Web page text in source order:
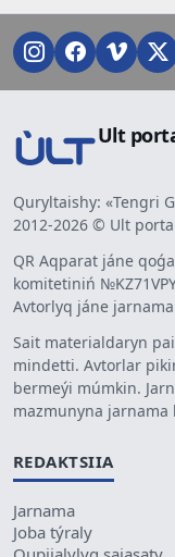
Ult
Quryltaishy: «Tengri
2012-2026 © Ult
QR Aqparat jáne
komitetiniń
Avtorlyq jáne
Sait materialdaryn
mindetti. Avtorlar
bermeýi múmkin.
mazmunyna jarnama
REDAKTSIIA
Jarnama
Joba týraly